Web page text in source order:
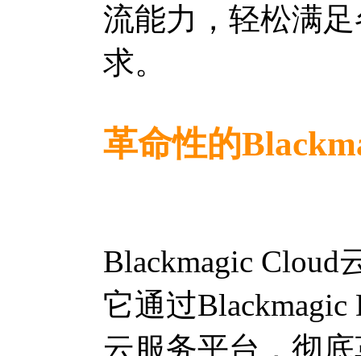
流能力，轻松满
求。
革命性的
Blackmagic
它通过Blackmagic
云服务平台，彻